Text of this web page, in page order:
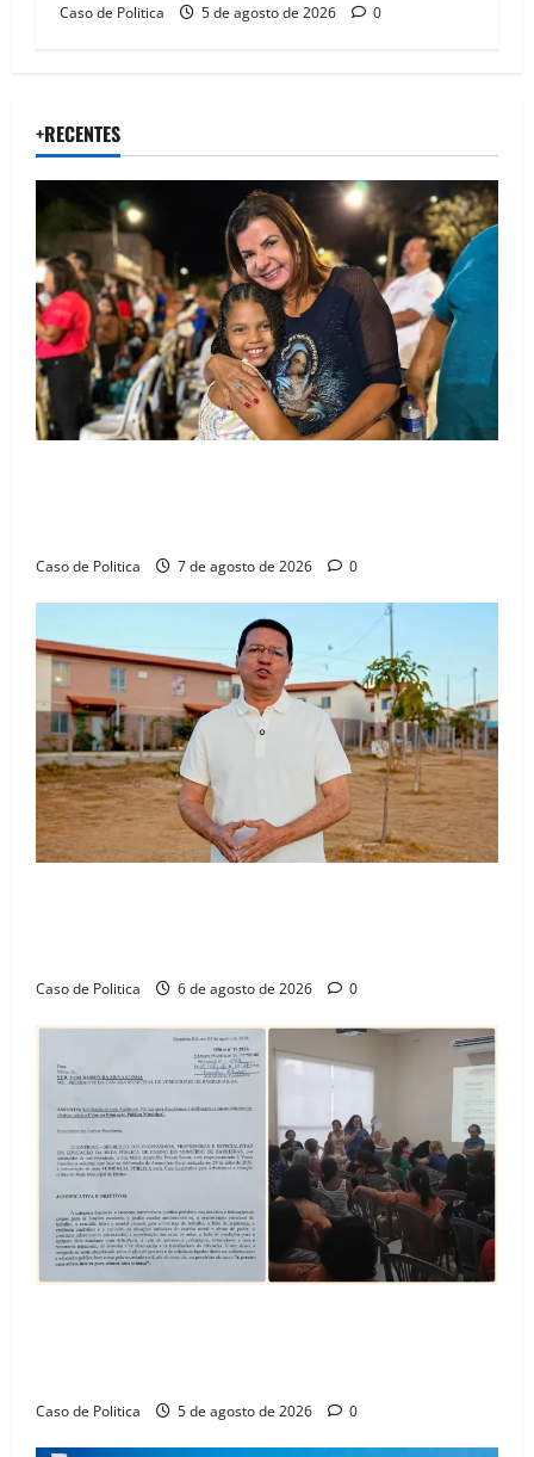
Caso de Politica 5 de agosto de 2026 0
+RECENTES
Caso de Politica 7 de agosto de 2026 0
Caso de Politica 6 de agosto de 2026 0
Caso de Politica 5 de agosto de 2026 0